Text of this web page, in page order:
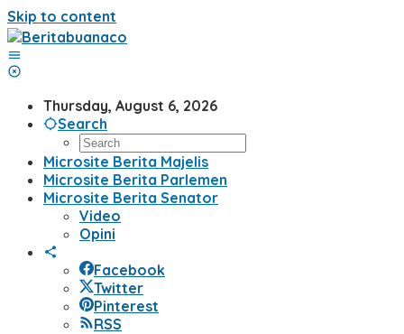
Skip to content
Thursday, August 6, 2026
Search
Microsite Berita Majelis
Microsite Berita Parlemen
Microsite Berita Senator
Video
Opini
Facebook
Twitter
Pinterest
RSS